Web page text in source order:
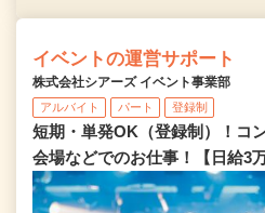
イベントの運営サポート
株式会社シアーズ イベント事業部
アルバイト パート 登録制
短期・単発OK（登録制）！コ
会場などでのお仕事！【日給3